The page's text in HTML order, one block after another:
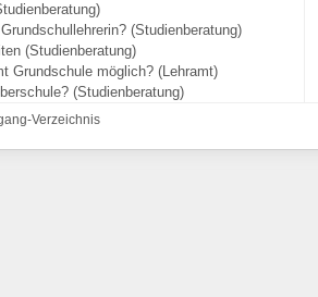
(Studienberatung)
(Studienberatung)
Grundschule möglich? (Lehramt)
(Studienberatung)
Verzeichnis